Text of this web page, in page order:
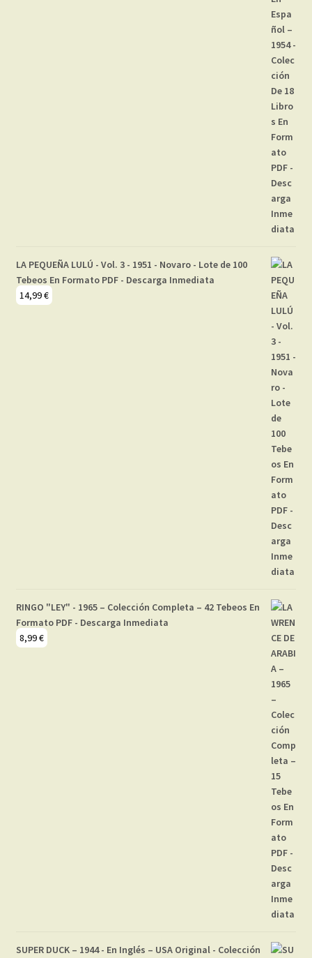
LA PEQUEÑA LULÚ - Vol. 3 - 1951 - Novaro - Lote de 100
Tebeos En Formato PDF - Descarga Inmediata
14,99€
RINGO "LEY" - 1965 – Colección Completa – 42 Tebeos En
Formato PDF - Descarga Inmediata
8,99€
SUPER DUCK – 1944 - En Inglés – USA Original - Colección